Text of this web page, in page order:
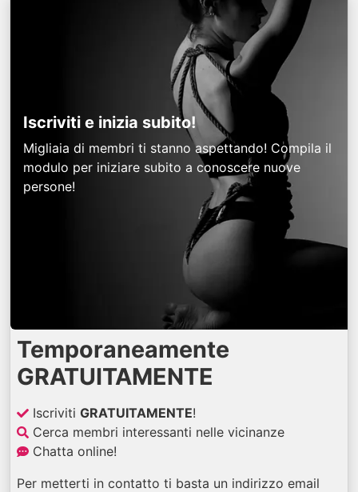
Iscriviti e inizia subito!
Migliaia di membri ti stanno aspettando! Compila il
modulo per iniziare subito a conoscere nuove
persone!
Temporaneamente
GRATUITAMENTE
Iscriviti GRATUITAMENTE!
Cerca membri interessanti nelle vicinanze
Chatta online!
Per metterti in contatto ti basta un indirizzo email